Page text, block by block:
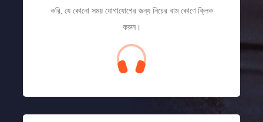
করি, যে কোনো সময় যোগাযোগের জন্য নিচের বাম কোণে ক্লিক
করুন।